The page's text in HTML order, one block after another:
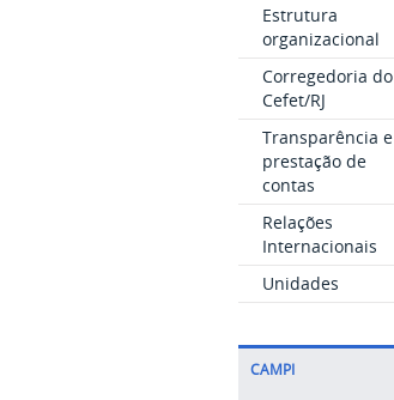
Estrutura
organizacional
Corregedoria do
Cefet/RJ
Transparência e
prestação de
contas
Relações
Internacionais
Unidades
CAMPI